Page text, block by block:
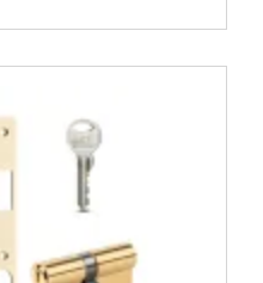
kapılar için ya da pvc
modeller de yine gömme
Bu gömme kilitlerin bazı
için emniyet kartlı
anahtarı, kart
Dikkat Edilmesi